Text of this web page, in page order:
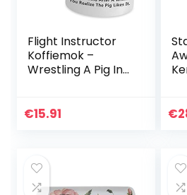
Flight Instructor
Koffiemok –
Wrestling A Pig In
€15.91 €